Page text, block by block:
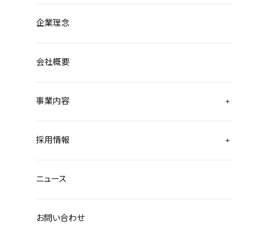
企業理念
会社概要
事業内容
採用情報
ニュース
お問い合わせ